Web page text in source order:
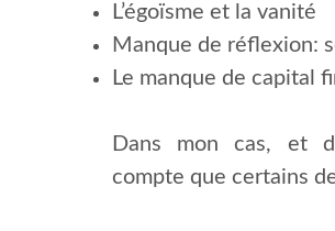
L’égoïsme et la vanité
Manque de réflexion:
Le manque de capital
Dans mon cas, et
compte que certains